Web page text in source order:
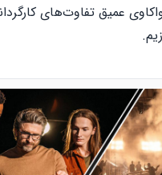
عمیق تفاوت‌های
.